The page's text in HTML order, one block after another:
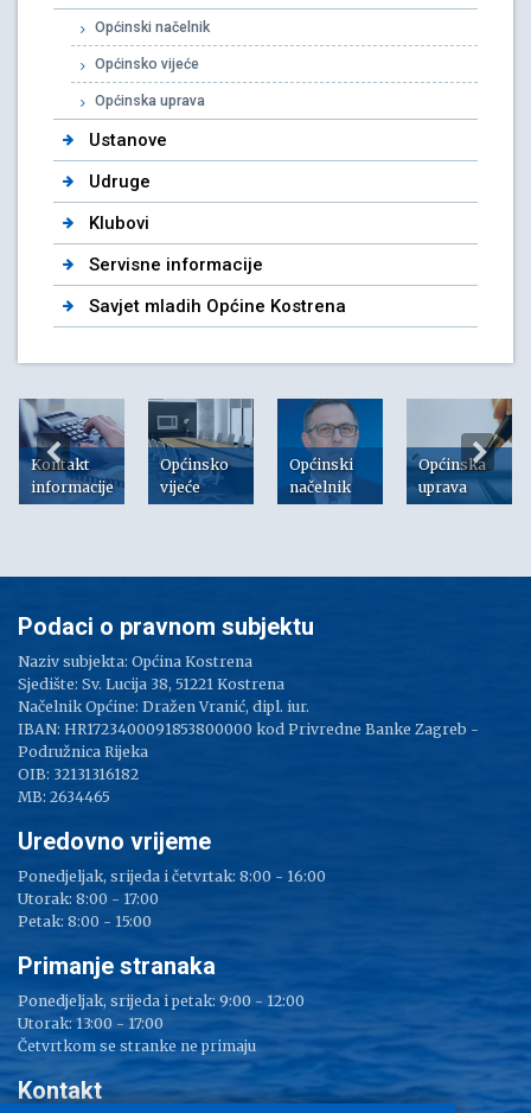
Općinski načelnik
Općinsko vijeće
Općinska uprava
Ustanove
Udruge
Klubovi
Servisne informacije
Savjet mladih Općine Kostrena
Kontakt
informacije
Općinsko
vijeće
Općinski
načelnik
Općinska
uprava
Podaci o pravnom subjektu
Naziv subjekta: Općina Kostrena
Sjedište: Sv. Lucija 38, 51221 Kostrena
Načelnik Općine: Dražen Vranić, dipl. iur.
IBAN: HR1723400091853800000 kod Privredne Banke Zagreb -
Podružnica Rijeka
OIB: 32131316182
MB: 2634465
Uredovno vrijeme
Ponedjeljak, srijeda i četvrtak: 8:00 - 16:00
Utorak: 8:00 - 17:00
Petak: 8:00 - 15:00
Primanje stranaka
Ponedjeljak, srijeda i petak: 9:00 - 12:00
Utorak: 13:00 - 17:00
Četvrtkom se stranke ne primaju
Kontakt